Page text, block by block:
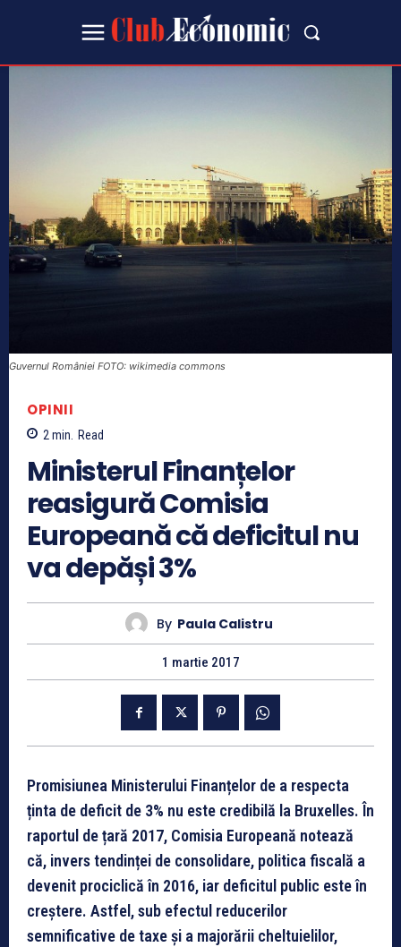
Guvernul României FOTO: wikimedia commons
OPINII
2 min. Read
Ministerul Finanțelor
reasigură Comisia
Europeană că deficitul nu
va depăși 3%
By Paula Calistru
1 martie 2017
Promisiunea Ministerului Finanțelor de a respecta
ținta de deficit de 3% nu este credibilă la Bruxelles. În
raportul de țară 2017, Comisia Europeană notează
că, invers tendinței de consolidare, politica fiscală a
devenit prociclică în 2016, iar deficitul public este în
creștere. Astfel, sub efectul reducerilor
semnificative de taxe şi a majorării cheltuielilor,